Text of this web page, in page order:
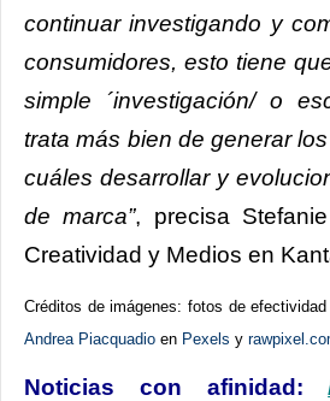
continuar investigando y
consumidores, esto tiene
simple ´investigación/ o
trata más bien de generar
cuáles desarrollar y
de marca”, precisa
Creatividad y Medios en
Créditos de imágenes: fotos de
Andrea Piacquadio en Pexels y
Noticias con afinidad: